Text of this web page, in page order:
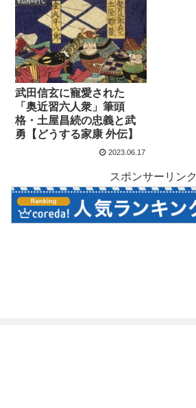
武田信玄に寵愛された
「奥近習六人衆」筆頭
格・土屋昌続の忠義と武
勇【どうする家康 外伝】
2023.06.17
スポンサーリンク